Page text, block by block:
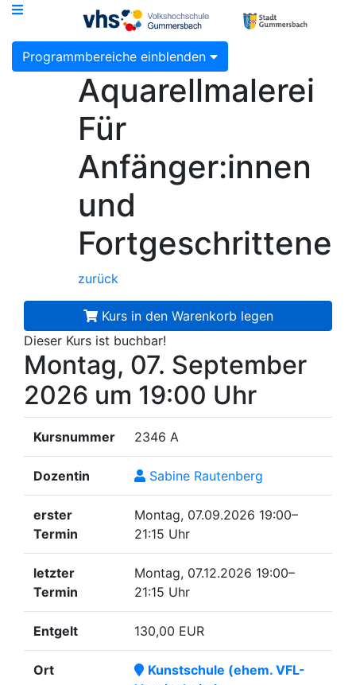
Programmbereiche einblenden
Aquarellmalerei
Für
Anfänger:innen
und
Fortgeschrittene
zurück
Kurs in den Warenkorb legen
Dieser Kurs ist buchbar!
Montag, 07. September
2026 um 19:00 Uhr
Kursnummer 2346 A
Dozentin Sabine Rautenberg
erster
Termin
Montag, 07.09.2026 19:00–
21:15 Uhr
letzter
Termin
Montag, 07.12.2026 19:00–
21:15 Uhr
Entgelt 130,00 EUR
Ort
Kunstschule (ehem. VFL-